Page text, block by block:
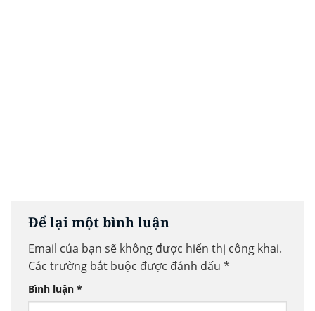
Để lại một bình luận
Email của bạn sẽ không được hiển thị công khai.
Các trường bắt buộc được đánh dấu *
Bình luận *